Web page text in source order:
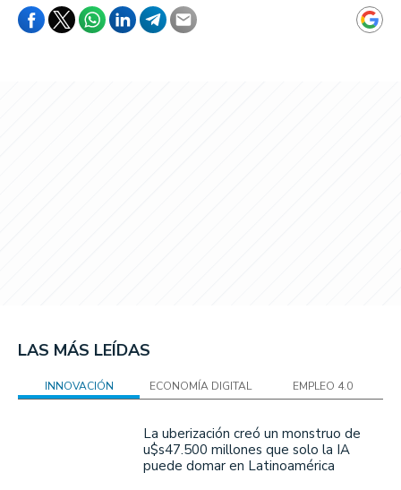
LAS MÁS LEÍDAS
INNOVACIÓN ECONOMÍA DIGITAL EMPLEO 4.0
La uberización creó un monstruo de
u$s47.500 millones que solo la IA
puede domar en Latinoamérica